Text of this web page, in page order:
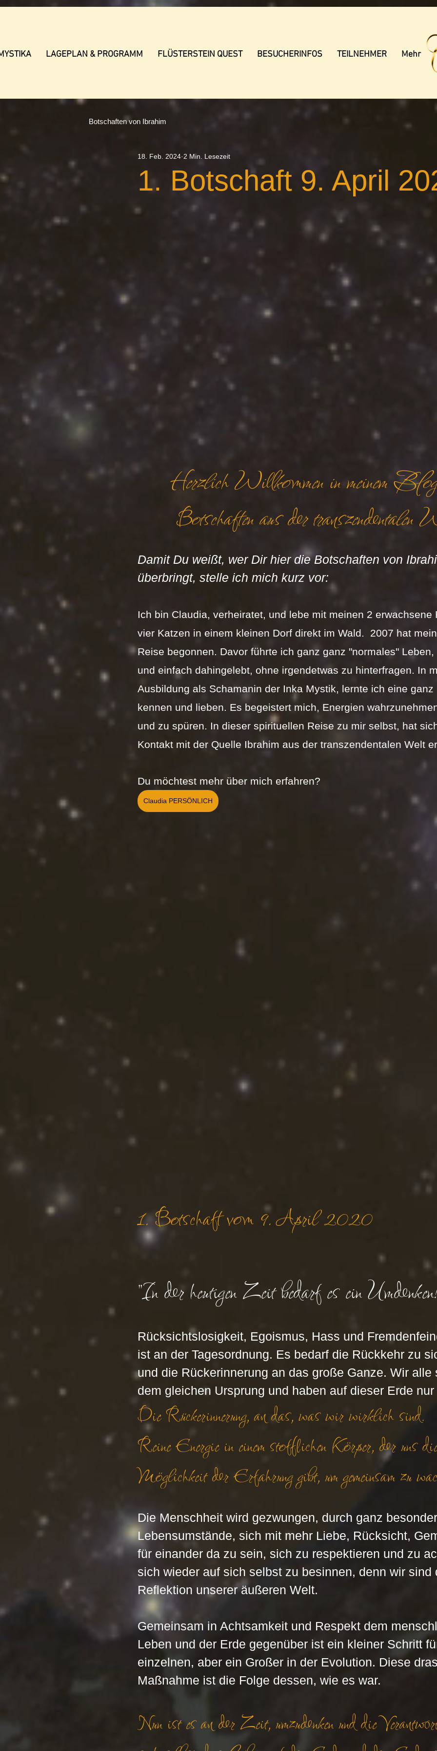
LAGEPLAN & PROGRAMM FLÜSTERSTEIN QUEST BESUCHERINFOS TEILNEHMER Mehr
Botschaften von Ibrahim
1. Botschaft 9. April
18. Feb. 2024 2 Min. Lesezeit
Herzlich Willkommen in meinem
Botschaften aus der transzendentalen
Damit Du weißt, wer Dir hier die Botschaften von
überbringt, stelle ich mich kurz vor:
Ich bin Claudia, verheiratet, und lebe mit meinen 2
vier Katzen in einem kleinen Dorf direkt im Wald.  2007 hat
Reise begonnen. Davor führte ich ganz ganz "normales"
und einfach dahingelebt, ohne irgendetwas zu hinterfragen. In
Ausbildung als Schamanin der Inka Mystik, lernte ich eine
kennen und lieben. Es begeistert mich, Energien
und zu spüren. In dieser spirituellen Reise zu mir selbst, hat
Kontakt mit der Quelle Ibrahim aus der transzendentalen Welt
Du möchtest mehr über mich erfahren?
Claudia PERSÖNLICH
1. Botschaft vom 9. April 2020
"In der heutigen Zeit bedarf es ein
Rücksichtslosigkeit, Egoismus, Hass und
ist an der Tagesordnung. Es bedarf die Rückkehr zu
und die Rückerinnerung an das große Ganze. Wir
dem gleichen Ursprung und haben auf dieser Erde
Die Rückerinnerung, an das, was wir wirklich sind.
Reine Energie in einem stofflichen Körper, der uns
Möglichkeit der Erfahrung gibt, um gemeinsam zu
Die Menschheit wird gezwungen, durch ganz
Lebensumstände, sich mit mehr Liebe, Rücksicht,
für einander da zu sein, sich zu respektieren und zu
sich wieder auf sich selbst zu besinnen, denn wir
Reflektion unserer äußeren Welt.
Gemeinsam in Achtsamkeit und Respekt dem
Leben und der Erde gegenüber ist ein kleiner Schritt
einzelnen, aber ein Großer in der Evolution. Diese
Maßnahme ist die Folge dessen, wie es war.
Nun ist es an der Zeit, umzudenken und die